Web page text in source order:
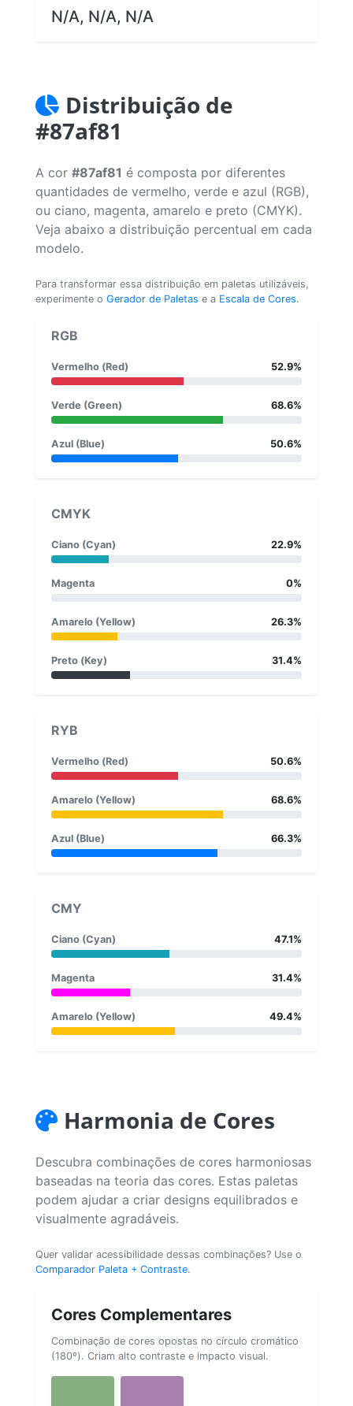
N/A, N/A, N/A
Distribuição de
#87af81
A cor #87af81 é composta por diferentes
quantidades de vermelho, verde e azul (RGB),
ou ciano, magenta, amarelo e preto (CMYK).
Veja abaixo a distribuição percentual em cada
modelo.
Para transformar essa distribuição em paletas utilizáveis,
experimente o Gerador de Paletas e a Escala de Cores.
RGB
Vermelho (Red) 52.9%
Verde (Green) 68.6%
Azul (Blue) 50.6%
CMYK
Ciano (Cyan) 22.9%
Magenta 0%
Amarelo (Yellow) 26.3%
Preto (Key) 31.4%
RYB
Vermelho (Red) 50.6%
Amarelo (Yellow) 68.6%
Azul (Blue) 66.3%
CMY
Ciano (Cyan) 47.1%
Magenta 31.4%
Amarelo (Yellow) 49.4%
Harmonia de Cores
Descubra combinações de cores harmoniosas
baseadas na teoria das cores. Estas paletas
podem ajudar a criar designs equilibrados e
visualmente agradáveis.
Quer validar acessibilidade dessas combinações? Use o
Comparador Paleta + Contraste.
Cores Complementares
Combinação de cores opostas no círculo cromático
(180º). Criam alto contraste e impacto visual.